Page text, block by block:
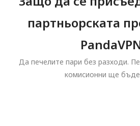
партньорската
Да печелите пари без разходи.
комисионни ще бъде